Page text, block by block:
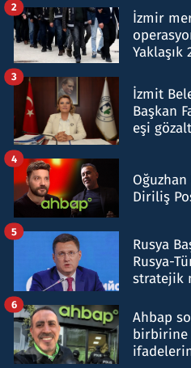
İzmir
2
İzmit
Başkan
eşi
3
Diriliş
4
Rusya
Rusya-
stratejik
5
Ahbap
birbirine
6